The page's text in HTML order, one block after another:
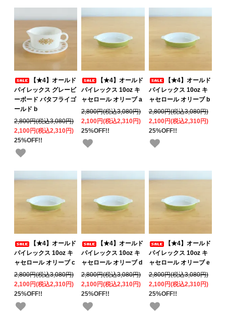
【★4】オールド
パイレックス グレービ
ーボード バタフライゴ
ールド b
2,800円(税込3,080円)
2,100円(税込2,310円)
25%OFF!!
【★4】オールド
パイレックス 10oz キ
ャセロール オリーブ a
2,800円(税込3,080円)
2,100円(税込2,310円)
25%OFF!!
【★4】オールド
パイレックス 10oz キ
ャセロール オリーブ b
2,800円(税込3,080円)
2,100円(税込2,310円)
25%OFF!!
【★4】オールド
パイレックス 10oz キ
ャセロール オリーブ c
2,800円(税込3,080円)
2,100円(税込2,310円)
25%OFF!!
【★4】オールド
パイレックス 10oz キ
ャセロール オリーブ d
2,800円(税込3,080円)
2,100円(税込2,310円)
25%OFF!!
【★4】オールド
パイレックス 10oz キ
ャセロール オリーブ e
2,800円(税込3,080円)
2,100円(税込2,310円)
25%OFF!!